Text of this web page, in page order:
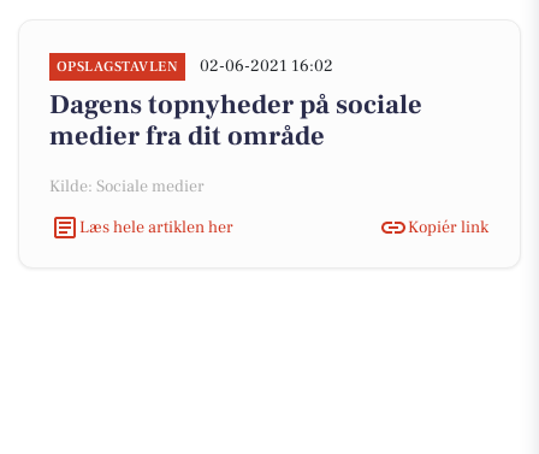
OPSLAGSTAVLEN 02-06-2021 16:02
Dagens topnyheder på sociale
medier fra dit område
Kilde: Sociale medier
Læs hele artiklen her
Kopiér link